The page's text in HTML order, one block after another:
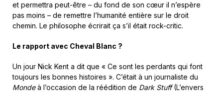
et permettra peut-être – du fond de son cœur il n’espère
pas moins – de remettre l’humanité entière sur le droit
chemin. Le philosophe écrirait ça s’il était rock-critic.
Le rapport avec Cheval Blanc ?
Un jour Nick Kent a dit que « Ce sont les perdants qui font
toujours les bonnes histoires ». C’était à un journaliste du
Mondeà l’occasion de la réédition de Dark Stuff(L’envers